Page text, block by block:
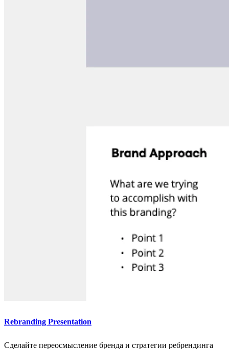
Rebranding Presentation
Сделайте переосмысление бренда и стратегии ребрендинга